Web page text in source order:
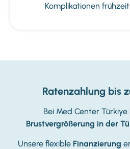
Komplikationen
Ratenzahlung bis
Bei Med Center
Brustvergrößerung in der
Unsere flexible Finanzierung